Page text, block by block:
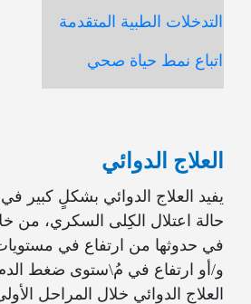
التدخلات الطبية المتقدمة
اتباع نمط حياة صحي
العلاج الدوائي
يفيد العلاج الدوائي بشكلٍ كبير
حالة اعتلال الكِلى السكري، من
في حدوثها من ارتفاع في
و/أو ارتفاع في مُ\ستوى ضغط
العلاج الدوائي خلال المراحل